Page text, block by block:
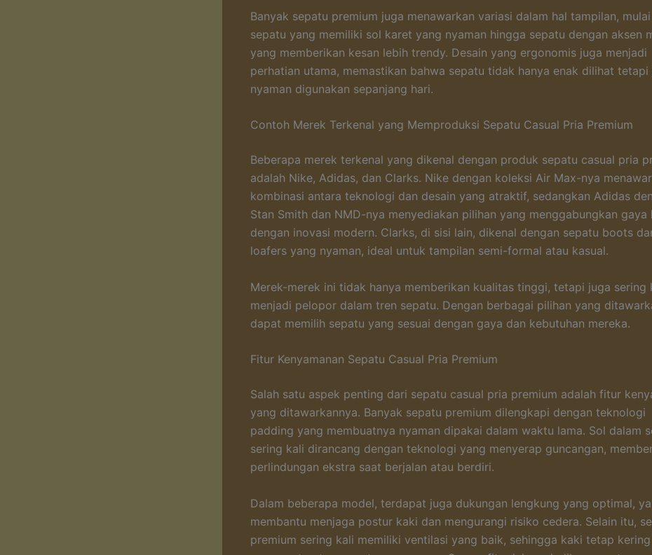
Banyak sepatu premium juga menawarkan variasi dalam hal tampilan,
sepatu yang memiliki sol karet yang nyaman hingga sepatu dengan aksen
yang memberikan kesan lebih trendy. Desain yang ergonomis juga menjadi
perhatian utama, memastikan bahwa sepatu tidak hanya enak dilihat tetapi
nyaman digunakan sepanjang hari.
Contoh Merek Terkenal yang Memproduksi Sepatu Casual Pria Premium
Beberapa merek terkenal yang dikenal dengan produk sepatu casual pria
adalah Nike, Adidas, dan Clarks. Nike dengan koleksi Air Max-nya
kombinasi antara teknologi dan desain yang atraktif, sedangkan Adidas
Stan Smith dan NMD-nya menyediakan pilihan yang menggabungkan gaya
dengan inovasi modern. Clarks, di sisi lain, dikenal dengan sepatu boots
loafers yang nyaman, ideal untuk tampilan semi-formal atau kasual.
Merek-merek ini tidak hanya memberikan kualitas tinggi, tetapi juga sering
menjadi pelopor dalam tren sepatu. Dengan berbagai pilihan yang
dapat memilih sepatu yang sesuai dengan gaya dan kebutuhan mereka.
Fitur Kenyamanan Sepatu Casual Pria Premium
Salah satu aspek penting dari sepatu casual pria premium adalah fitur
yang ditawarkannya. Banyak sepatu premium dilengkapi dengan teknologi
padding yang membuatnya nyaman dipakai dalam waktu lama. Sol dalam
sering kali dirancang dengan teknologi yang menyerap guncangan,
perlindungan ekstra saat berjalan atau berdiri.
Dalam beberapa model, terdapat juga dukungan lengkung yang optimal,
membantu menjaga postur kaki dan mengurangi risiko cedera. Selain itu,
premium sering kali memiliki ventilasi yang baik, sehingga kaki tetap